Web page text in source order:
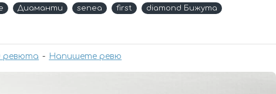
ревюта - Напишете ревю
Диаманти senea first
diamond Бижута